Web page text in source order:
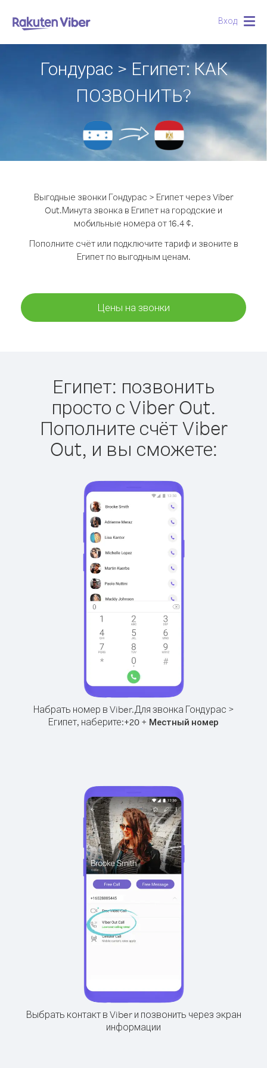
Вход
Гондурас > Египет: КАК
ПОЗВОНИТЬ?
Выгодные звонки Гондурас > Египет через Viber
Out.Минута звонка в Египет на городские и
мобильные номера от 16.4 ¢.
Пополните счёт или подключите тариф и звоните в
Египет по выгодным ценам.
Цены на звонки
Египет: позвонить
просто с Viber Out.
Пополните счёт Viber
Out, и вы сможете:
Набрать номер в Viber.Для звонка Гондурас >
Египет, наберите:+20 + Местный номер
Выбрать контакт в Viber и позвонить через экран
информации